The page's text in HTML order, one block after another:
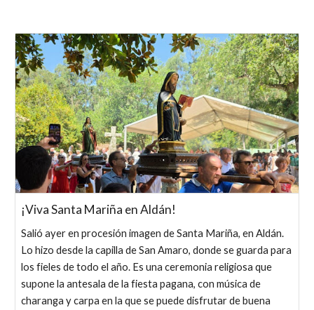
¡Viva Santa Mariña en Aldán!
Salió ayer en procesión imagen de Santa Mariña, en Aldán.
Lo hizo desde la capilla de San Amaro, donde se guarda para
los fieles de todo el año. Es una ceremonia religiosa que
supone la antesala de la fiesta pagana, con música de
charanga y carpa en la que se puede disfrutar de buena